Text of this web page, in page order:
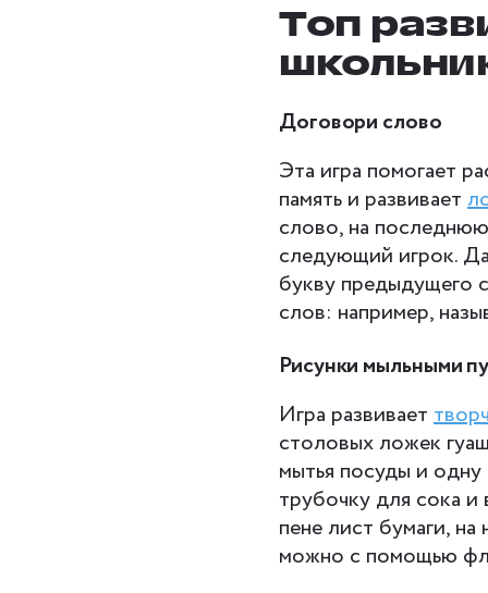
Топ
Договори слово
Эта игра помогает
память и развивает
слово, на
следующий игрок.
букву предыдущего
слов: например,
Рисунки мыльными
Игра развивает
столовых ложек
мытья посуды и
трубочку для сока
пене лист бумаги,
можно с помощью